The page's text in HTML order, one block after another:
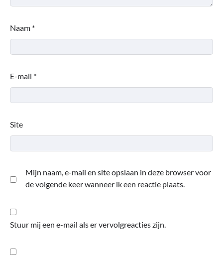
Naam *
E-mail *
Site
Mijn naam, e-mail en site opslaan in deze browser voor
de volgende keer wanneer ik een reactie plaats.
Stuur mij een e-mail als er vervolgreacties zijn.